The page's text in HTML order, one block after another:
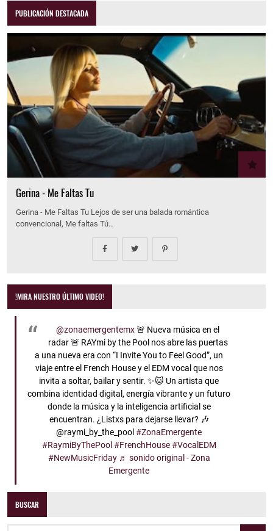
PUBLICACIÓN DESTACADA
Gerina - Me Faltas Tu
Gerina - Me Faltas Tu Lejos de ser una balada romántica
convencional, Me faltas Tú…
!MIRA NUESTRO ÚLTIMO VIDEO!
@zonaemergentemx🚨 Nueva música en el
radar 🚨 RAYmi by the Pool nos abre las puertas
a una nueva era con “I Invite You to Feel Good”, un
viaje entre el French House y el EDM vocal que nos
invita a soltar, bailar y sentir. ✨🐱 Un artista que
combina identidad digital, energía vibrante y un futuro
donde la música y la inteligencia artificial se
encuentran. ¿Listxs para dejarse llevar? 🎶
@raymi_by_the_pool#ZonaEmergente
#RaymiByThePool #FrenchHouse #VocalEDM
#NewMusicFriday ♬ sonido original - Zona
Emergente
BUSCAR